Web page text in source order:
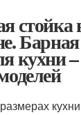
стойка
кухни –